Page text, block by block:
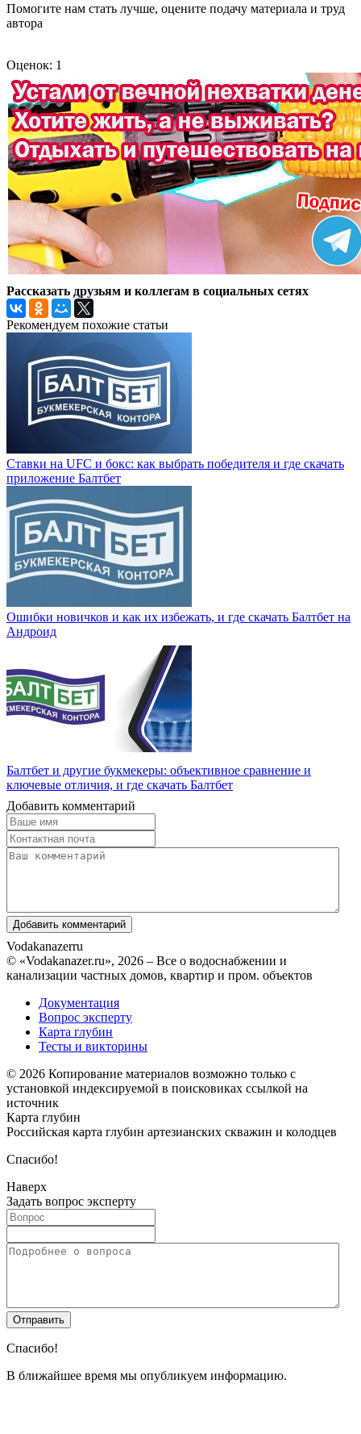
Помогите нам стать лучше, оцените подачу материала и труд
автора
Оценок: 1
Рассказать друзьям и коллегам в социальных сетях
Рекомендуем похожие статьи
Ставки на UFC и бокс: как выбрать победителя и где скачать
приложение Балтбет
Ошибки новичков и как их избежать, и где скачать Балтбет на
Андроид
Балтбет и другие букмекеры: объективное сравнение и
ключевые отличия, и где скачать Балтбет
Добавить комментарий
Vodakanazerru
© «Vodakanazer.ru», 2026 – Все о водоснабжении и
канализации частных домов, квартир и пром. объектов
Документация
Вопрос эксперту
Карта глубин
Тесты и викторины
© 2026 Копирование материалов возможно только с
установкой индексируемой в поисковиках ссылкой на
источник
Карта глубин
Российская карта глубин артезианских скважин и колодцев
Спасибо!
Наверх
Задать вопрос эксперту
Спасибо!
В ближайшее время мы опубликуем информацию.